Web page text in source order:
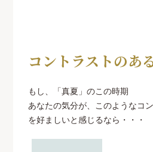
コントラストのあ
もし、「真夏」のこの時期
あなたの気分が、このようなコ
を好ましいと感じるなら・・・